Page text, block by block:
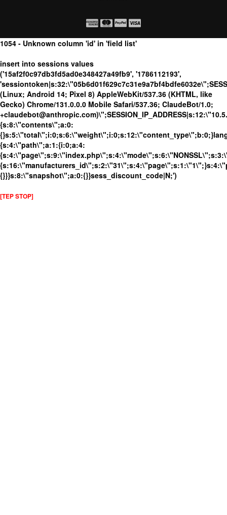
1054 - Unknown column 'id' in 'field list'
insert into sessions values
('15af2f0c97db3fd5ad0e348427a49fb9', '1786112193',
(Linux; Android 14; Pixel 8) AppleWebKit/537.36 (KHTML, like
Gecko) Chrome/131.0.0.0 Mobile Safari/537.36; ClaudeBot/1.0;
{s:8:\"contents\";a:0:
{s:4:\"path\";a:1:{i:0;a:4:
{}}}s:8:\"snapshot\";a:0:{}}sess_discount_code|N;')
[TEP STOP]